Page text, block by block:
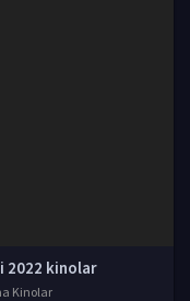
2022 kinolar
Kinolar